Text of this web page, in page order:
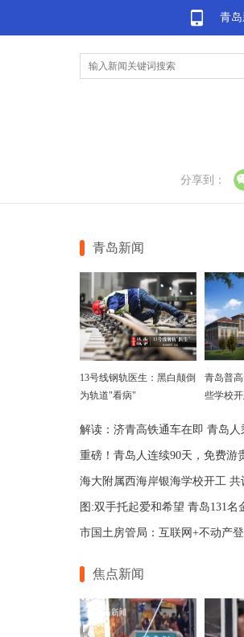
青
分享到：
青岛新闻
13号线钢轨医生：黑白颠倒
为轨道"看病"
青岛普
些学校
海大附属西海岸银海学校开工 共
焦点新闻